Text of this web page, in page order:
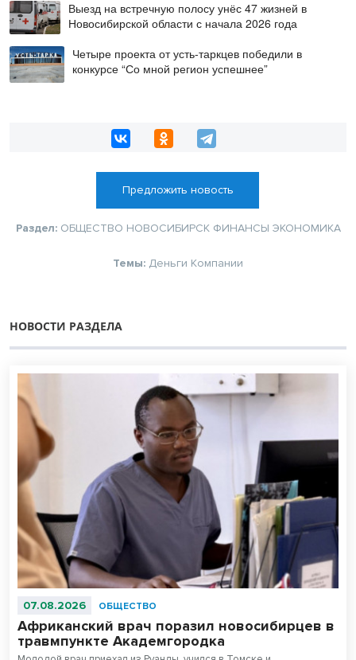
Выезд на встречную полосу унёс 47 жизней в
Новосибирской области с начала 2026 года
Четыре проекта от усть-таркцев победили в
конкурсе “Со мной регион успешнее”
Предложить новость
Раздел: ОБЩЕСТВО НОВОСИБИРСК ФИНАНСЫ ЭКОНОМИКА
Темы: Деньги Компании
НОВОСТИ РАЗДЕЛА
07.08.2026 ОБЩЕСТВО
Африканский врач поразил новосибирцев в
травмпункте Академгородка